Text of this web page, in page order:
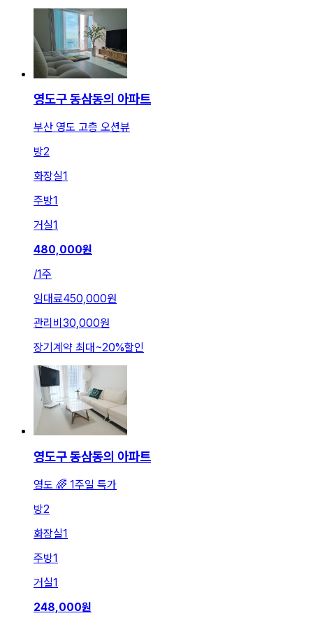
영도구 동삼동의 아파트
부산 영도 고층 오션뷰
방2
화장실1
주방1
거실1
480,000원
/1주
임대료450,000원
관리비 30,000원
장기계약 최대 ~20%할인
영도구 동삼동의 아파트
영도 🌈 1주일 특가
방2
화장실1
주방1
거실1
248,000원